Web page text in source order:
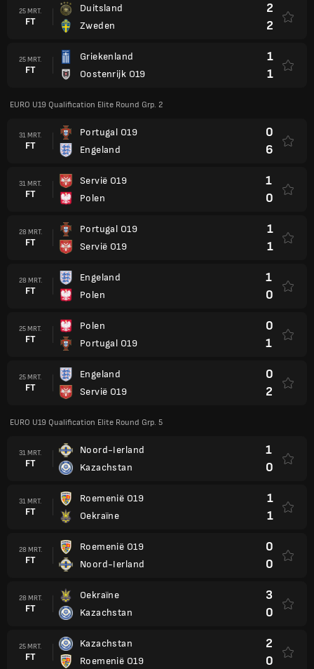
25 MRT.
FT
Duitsland
Zweden
2
2
25 MRT.
FT
Griekenland
Oostenrijk O19
1
1
EURO U19 Qualification Elite Round Grp. 2
31 MRT.
FT
Portugal O19
Engeland
0
6
31 MRT.
FT
Servië O19
Polen
1
0
28 MRT.
FT
Portugal O19
Servië O19
1
1
28 MRT.
FT
Engeland
Polen
1
0
25 MRT.
FT
Polen
Portugal O19
0
1
25 MRT.
FT
Engeland
Servië O19
0
2
EURO U19 Qualification Elite Round Grp. 5
31 MRT.
FT
Noord-Ierland
Kazachstan
1
0
31 MRT.
FT
Roemenië O19
Oekraïne
1
1
28 MRT.
FT
Roemenië O19
Noord-Ierland
0
0
28 MRT.
FT
Oekraïne
Kazachstan
3
0
25 MRT.
FT
Kazachstan
Roemenië O19
2
0